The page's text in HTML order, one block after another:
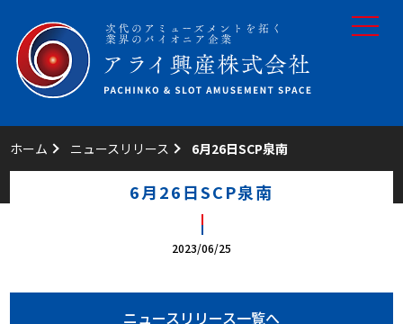
toggle
ホーム ニュースリリース 6月26日SCP泉南
6月26日SCP泉南
2023/06/25
ニュースリリース一覧へ